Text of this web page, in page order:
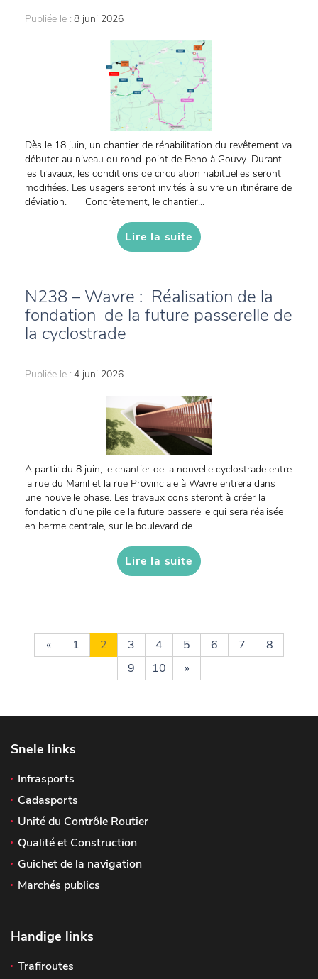
Publiée le : 8 juni 2026
Dès le 18 juin, un chantier de réhabilitation du revêtement va
débuter au niveau du rond-point de Beho à Gouvy. Durant
les travaux, les conditions de circulation habituelles seront
modifiées. Les usagers seront invités à suivre un itinéraire de
déviation. Concrètement, le chantier...
Lire la suite
N238 – Wavre : Réalisation de la
fondation de la future passerelle de
la cyclostrade
Publiée le : 4 juni 2026
A partir du 8 juin, le chantier de la nouvelle cyclostrade entre
la rue du Manil et la rue Provinciale à Wavre entrera dans
une nouvelle phase. Les travaux consisteront à créer la
fondation d’une pile de la future passerelle qui sera réalisée
en berme centrale, sur le boulevard de...
Lire la suite
« 1 2 3 4 5 6 7
8
9
10 »
Snele links
Infrasports
Cadasports
Unité du Contrôle Routier
Qualité et Construction
Guichet de la navigation
Marchés publics
Handige links
Trafiroutes